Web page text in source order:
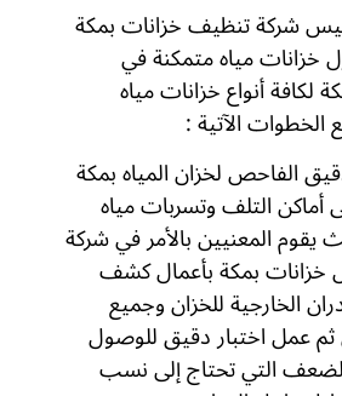
شركة تنظيف خزانات بمكة
خزانات مياه متمكنة في
لكافة أنواع خزانات مياه
الآتية :
الفاحص لخزان المياه بمكة
أماكن التلف وتسربات مياه
يقوم المعنيين بالأمر في شركة
خزانات بمكة بأعمال كشف
الخارجية للخزان وجميع
ثم عمل اختبار دقيق للوصول
التي تحتاج إلى نسب